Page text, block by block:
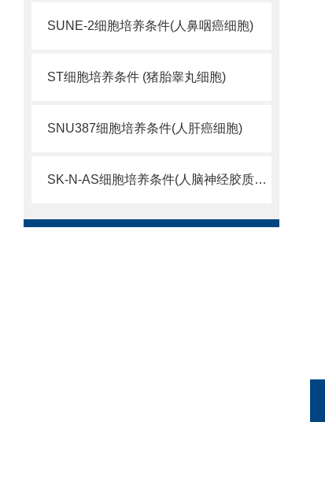
SUNE-2细胞培养条件(人鼻咽癌细胞)
ST细胞培养条件 (猪胎睾丸细胞)
SNU387细胞培养条件(人肝癌细胞)
SK-N-AS细胞培养条件(人脑神经胶质母细胞瘤)